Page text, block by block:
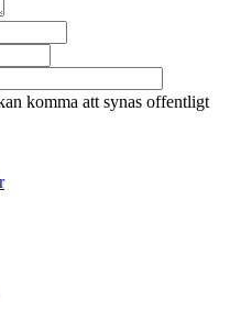
komma att synas offentligt